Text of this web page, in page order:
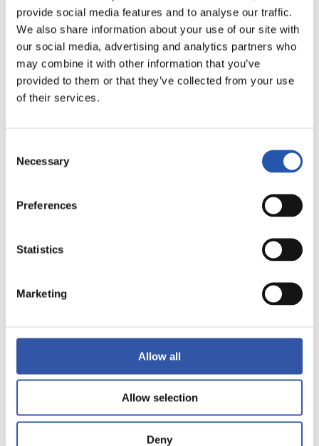
provide social media features and to analyse our traffic.
We also share information about your use of our site with
our social media, advertising and analytics partners who
may combine it with other information that you’ve
provided to them or that they’ve collected from your use
of their services.
Selection
Necessary
Preferences
Statistics
Marketing
Allow all
Allow selection
Deny
LALIGA
FINALIZADO
0 2
C.D. LEGANÉS